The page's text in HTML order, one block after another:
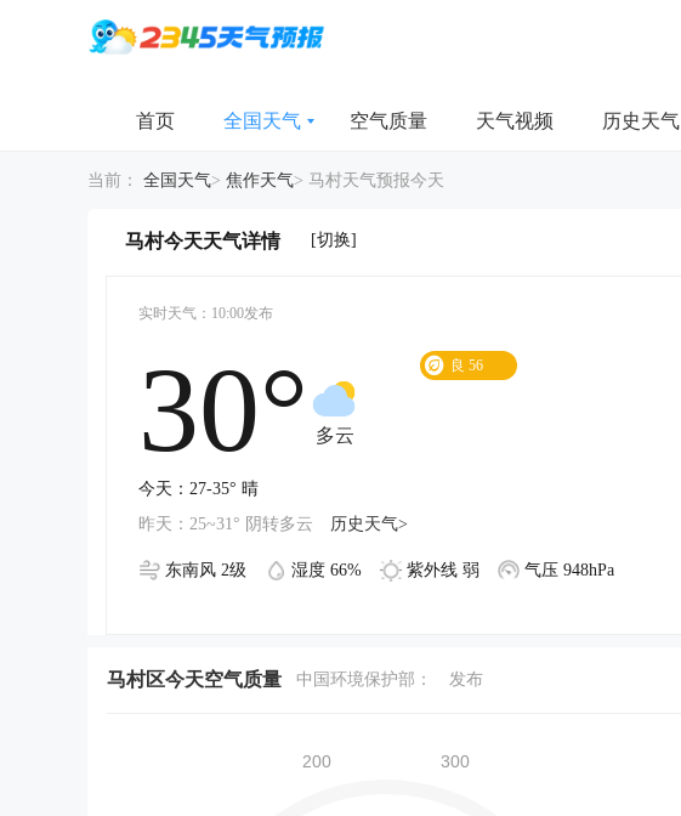
首页 全国天气 空气质量 天气视频 历史天气
当前： 全国天气> 焦作天气> 马村天气预报今天
马村今天天气详情 [切换]
实时天气：10:00发布
30° 多云
良 56
今天：27-35° 晴
昨天：25~31° 阴转多云
历史天气>
东南风 2级 湿度 66% 紫外线 弱 气压 948hPa
马村区今天空气质量 中国环境保护部： 发布